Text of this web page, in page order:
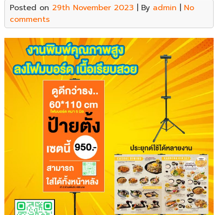
Posted on 29th November 2023 | By admin | No
comments